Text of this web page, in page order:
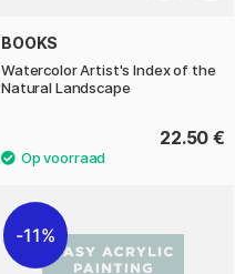
BOOKS
Watercolor Artist's Index of the
Natural Landscape
22.50 €
11%